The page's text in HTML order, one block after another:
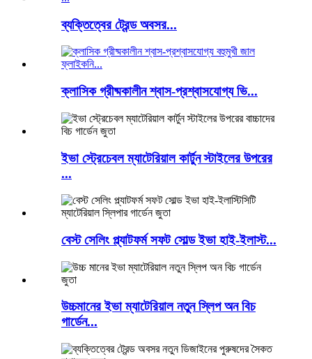
ব্যক্তিত্বের ট্রেন্ড অবসর...
ক্লাসিক গ্রীষ্মকালীন শ্বাস-প্রশ্বাসযোগ্য ভি...
ইভা স্ট্রেচেবল ম্যাটেরিয়াল কার্টুন স্টাইলের উপরের
...
বেস্ট সেলিং প্ল্যাটফর্ম সফট সোল্ড ইভা হাই-ইলাস্ট...
উচ্চমানের ইভা ম্যাটেরিয়াল নতুন স্লিপ অন বিচ
গার্ডেন...